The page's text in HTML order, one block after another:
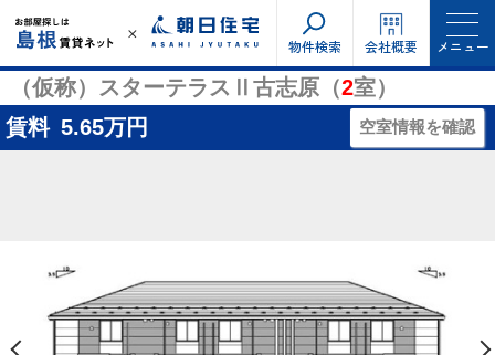
物件検索 会社概要 メニュー
（仮称）スターテラスⅡ古志原（2室）
賃料 5.65万円 空室情報を確認